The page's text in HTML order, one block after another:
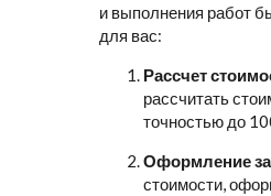
и выполнения работ
для вас:
Рассчет
рассчитать
точностью до
Оформление
стоимости,